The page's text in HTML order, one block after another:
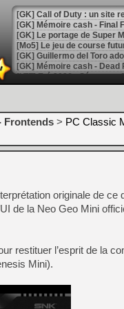
[GK] Le portage de Super
[Mo5] Le jeu de course
[GK] Guillermo del Toro
[LTF] Eté 2026 - Séquence
[GK] Mistfall Hunter :
[GK] Wo Long 2 évolue
[GK] Crossfire : un TPS à
[LS] [PS5] Premiers
[Mo5] DOOM arrive en
[GK] Bethesda fête les 30
[GK] Roblox : l'action en
[GK] Agenda - GeForce
[LS] [PS5] ps5-y2jb-
Frontends > PC Classic
originale de ce
de la Neo Geo Mini
restituer l’esprit de la
Mini).